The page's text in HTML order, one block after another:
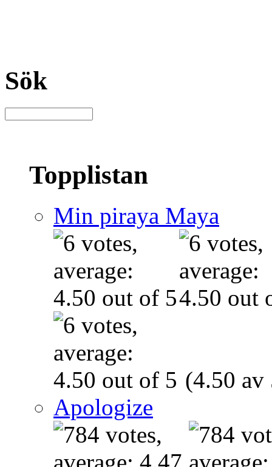
Sök
Topplistan
Min piraya Maya
(4.50 av
Apologize